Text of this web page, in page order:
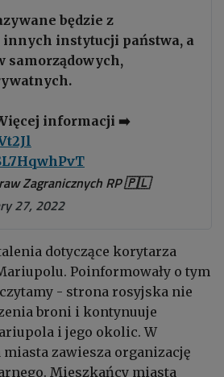
będzie z
innych instytucji państwa, a
samorządowych,
informacji ➡️
Zagranicznych RP 🇵🇱
27, 2022
dotyczące korytarza
Poinformowały o tym
czytamy - strona rosyjska nie
broni i kontynuuje
i jego okolic. W
zawiesza organizację
Mieszkańcy miasta